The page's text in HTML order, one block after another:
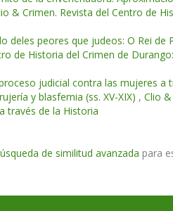
& Crimen. Revista del Centro de
deles peores que judeos: O Rei
de Historia del Crimen de
judicial contra las mujeres a
y blasfemia (ss. XV-XIX) , Clio
través de la Historia
de similitud avanzada para